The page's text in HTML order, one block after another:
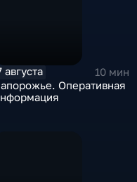
августа
10 мин
Оперативная